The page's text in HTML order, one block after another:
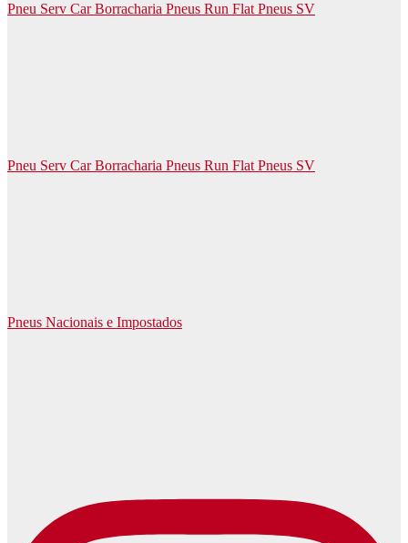
Pneu Serv Car Borracharia Pneus Run Flat Pneus SV
Pneu Serv Car Borracharia Pneus Run Flat Pneus SV
Pneus Nacionais e Impostados